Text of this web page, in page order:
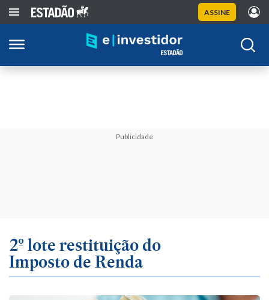
ASSINE
Publicidade
2º lote restituição do
Imposto de Renda